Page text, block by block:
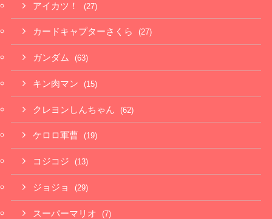
アイカツ！ (27)
カードキャプターさくら (27)
ガンダム (63)
キン肉マン (15)
クレヨンしんちゃん (62)
ケロロ軍曹 (19)
コジコジ (13)
ジョジョ (29)
スーパーマリオ (7)